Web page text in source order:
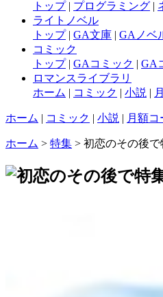
トップ| プログラミング |
ライトノベル
トップ| GA文庫 | GAノベ
コミック
トップ| GAコミック | GA
ロマンスライブラリ
ホーム | コミック | 小説 |
ホーム | コミック | 小説 | 月額コ
ホーム > 特集 > 初恋のその後で